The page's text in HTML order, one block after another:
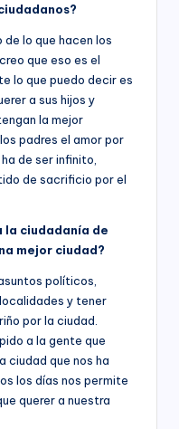
de lo que hacen los
que eso es el
lo que puedo decir es
a sus hijos y
la mejor
padres el amor por
de ser infinito,
de sacrificio por el
la ciudadanía de
mejor ciudad?
políticos,
y tener
por la ciudad.
a la gente que
ciudad que nos ha
los días nos permite
querer a nuestra